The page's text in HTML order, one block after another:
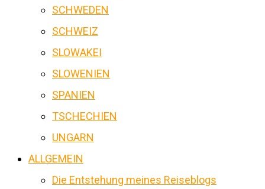
SCHWEDEN
SCHWEIZ
SLOWAKEI
SLOWENIEN
SPANIEN
TSCHECHIEN
UNGARN
ALLGEMEIN
Die Entstehung meines Reiseblogs